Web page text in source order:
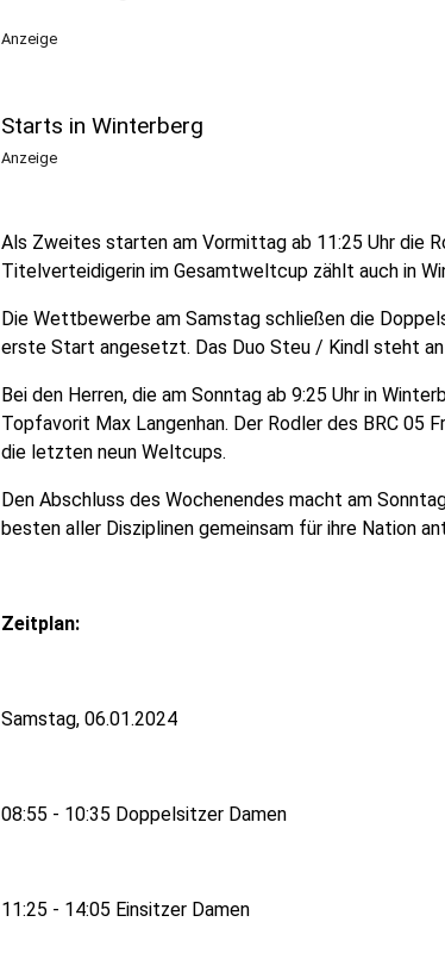
Anzeige
Starts in Winterberg
Anzeige
Als Zweites starten am Vormittag ab 11:25 Uhr die
Titelverteidigerin im Gesamtweltcup zählt auch in
Die Wettbewerbe am Samstag schließen die
erste Start angesetzt. Das Duo Steu / Kindl steht
Bei den Herren, die am Sonntag ab 9:25 Uhr in
Topfavorit Max Langenhan. Der Rodler des BRC 05
die letzten neun Weltcups.
Den Abschluss des Wochenendes macht am
besten aller Disziplinen gemeinsam für ihre Nation
Zeitplan:
Samstag, 06.01.2024
08:55 - 10:35 Doppelsitzer Damen
11:25 - 14:05 Einsitzer Damen